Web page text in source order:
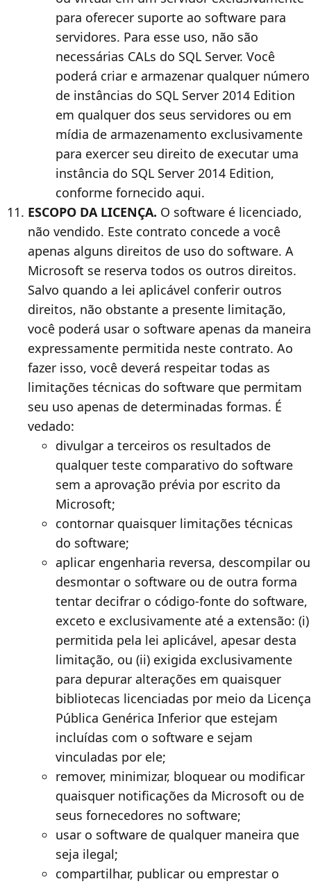
para oferecer suporte ao software para
servidores. Para esse uso, não são
necessárias CALs do SQL Server. Você
poderá criar e armazenar qualquer número
de instâncias do SQL Server 2014 Edition
em qualquer dos seus servidores ou em
mídia de armazenamento exclusivamente
para exercer seu direito de executar uma
instância do SQL Server 2014 Edition,
conforme fornecido aqui.
ESCOPO DA LICENÇA. O software é licenciado,
não vendido. Este contrato concede a você
apenas alguns direitos de uso do software. A
Microsoft se reserva todos os outros direitos.
Salvo quando a lei aplicável conferir outros
direitos, não obstante a presente limitação,
você poderá usar o software apenas da maneira
expressamente permitida neste contrato. Ao
fazer isso, você deverá respeitar todas as
limitações técnicas do software que permitam
seu uso apenas de determinadas formas. É
vedado:
divulgar a terceiros os resultados de
qualquer teste comparativo do software
sem a aprovação prévia por escrito da
Microsoft;
contornar quaisquer limitações técnicas
do software;
aplicar engenharia reversa, descompilar ou
desmontar o software ou de outra forma
tentar decifrar o código-fonte do software,
exceto e exclusivamente até a extensão: (i)
permitida pela lei aplicável, apesar desta
limitação, ou (ii) exigida exclusivamente
para depurar alterações em quaisquer
bibliotecas licenciadas por meio da Licença
Pública Genérica Inferior que estejam
incluídas com o software e sejam
vinculadas por ele;
remover, minimizar, bloquear ou modificar
quaisquer notificações da Microsoft ou de
seus fornecedores no software;
usar o software de qualquer maneira que
seja ilegal;
compartilhar, publicar ou emprestar o